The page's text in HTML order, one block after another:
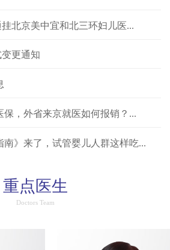
北京美中宜和北三环妇儿医...
更通知
保，外省来京就医如何报销？...
南》来了，试管婴儿人群这样吃...
重点医生
Doctors Team